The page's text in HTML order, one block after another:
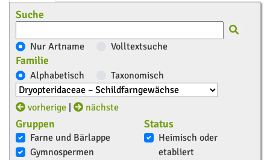
Suche
Nur Artname Volltextsuche
Familie
Alphabetisch Taxonomisch
vorherige nächste
Gruppen
Farne und Bärlappe
Gymnospermen
Status
Heimisch oder
etabliert